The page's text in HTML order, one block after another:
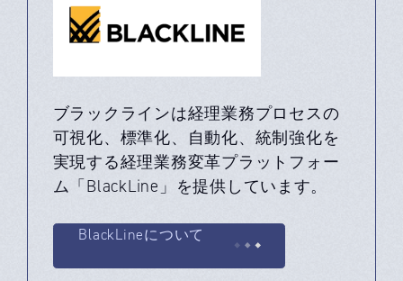
ブラックラインは経理業務プロセスの
可視化、標準化、自動化、統制強化を
実現する経理業務変革プラットフォー
ム「BlackLine」を提供しています。
BlackLineについて